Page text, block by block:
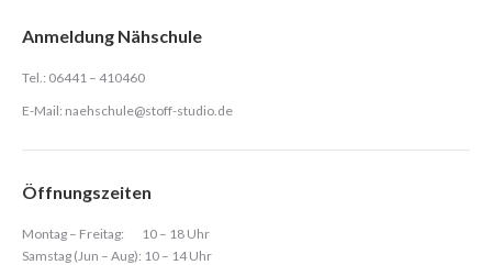
Anmeldung Nähschule
Tel.: 06441 – 410460
E-Mail: naehschule@stoff-studio.de
Öffnungszeiten
Montag – Freitag: 10 – 18 Uhr
Samstag (Jun – Aug): 10 – 14 Uhr